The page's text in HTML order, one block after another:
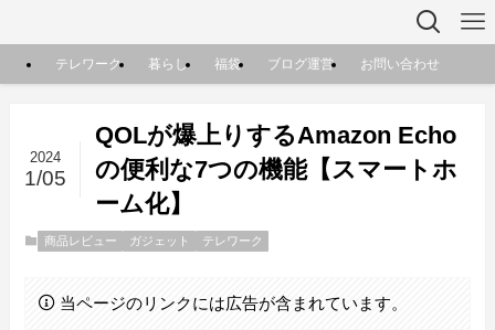
テレワーク 暮らし 福袋 ブログ運営 お問い合わせ
QOLが爆上りするAmazon Echo
の便利な7つの機能【スマートホ
ーム化】
2024
1/05
商品レビュー ガジェット テレワーク
当ページのリンクには広告が含まれています。